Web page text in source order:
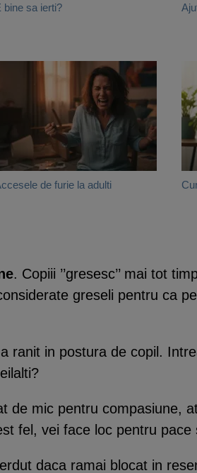
bine sa ierti?
de furie la adulti
. Copiii ’’gresesc’’ mai tot
greseli pentru ca
ranit in postura de copil.
de mic pentru compasiune,
fel, vei face loc pentru
daca ramai blocat in